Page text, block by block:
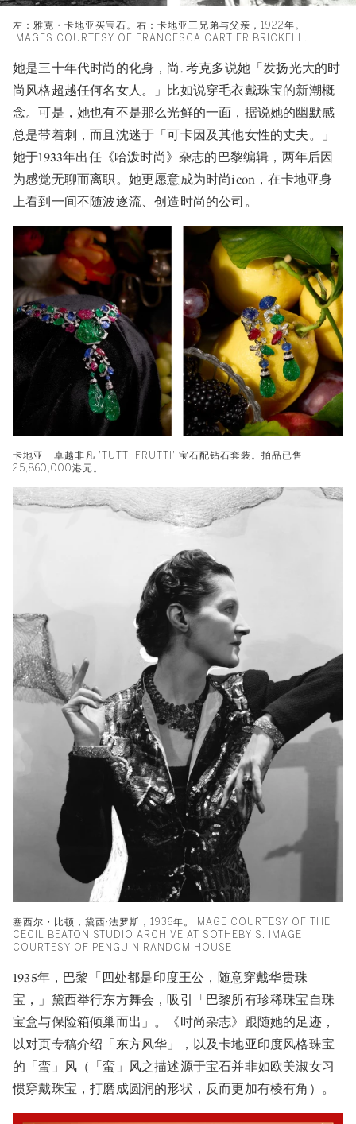
左：雅克・卡地亚买宝石。右：卡地亚三兄弟与父亲，1922年。
IMAGES COURTESY OF FRANCESCA CARTIER BRICKELL.
她是三十年代时尚的化身，尚. 考克多说她「发扬光大的时
尚风格超越任何名女人。」比如说穿毛衣戴珠宝的新潮概
念。可是，她也有不是那么光鲜的一面，据说她的幽默感
总是带着刺，而且沈迷于「可卡因及其他女性的丈夫。」
她于1933年出任《哈泼时尚》杂志的巴黎编辑，两年后因
为感觉无聊而离职。她更愿意成为时尚icon，在卡地亚身
上看到一间不随波逐流、创造时尚的公司。
卡地亚 | 卓越非凡 'TUTTI FRUTTI' 宝石配钻石套装。拍品已售
25,860,000港元。
塞西尔・比顿，黛西·法罗斯，1936年。IMAGE COURTESY OF THE
CECIL BEATON STUDIO ARCHIVE AT SOTHEBY'S. IMAGE
COURTESY OF PENGUIN RANDOM HOUSE
1935年，巴黎「四处都是印度王公，随意穿戴华贵珠
宝，」黛西举行东方舞会，吸引「巴黎所有珍稀珠宝自珠
宝盒与保险箱倾巢而出」。《时尚杂志》跟随她的足迹，
以对页专稿介绍「东方风华」，以及卡地亚印度风格珠宝
的「蛮」风（「蛮」风之描述源于宝石并非如欧美淑女习
惯穿戴珠宝，打磨成圆润的形状，反而更加有棱有角）。